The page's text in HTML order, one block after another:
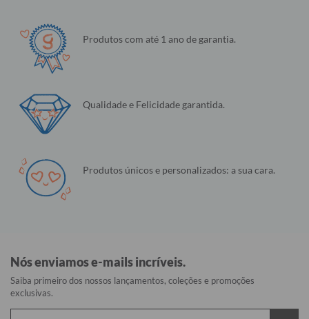
Produtos com até 1 ano de garantia.
Qualidade e Felicidade garantida.
Produtos únicos e personalizados: a sua cara.
Nós enviamos e-mails incríveis.
Saiba primeiro dos nossos lançamentos, coleções e promoções
exclusivas.